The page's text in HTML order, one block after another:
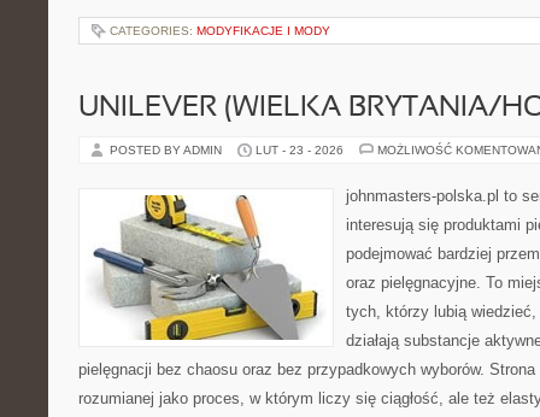
CATEGORIES: MODYFIKACJE I MODY
UNILEVER (WIELKA BRYTANIA/
POSTED BY ADMIN LUT - 23 - 2026 MOŻLIWOŚĆ
johnmasters-polska.pl to
interesują się produktami
podejmować bardziej
oraz pielęgnacyjne. To
tych, którzy lubią wiedzieć,
działają substancje
pielęgnacji bez chaosu oraz bez przypadkowych wyborów.
rozumianej jako proces, w którym liczy się ciągłość, ale też